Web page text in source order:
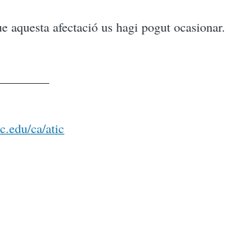
aquesta afectació us hagi pogut ocasionar.
ca/atic